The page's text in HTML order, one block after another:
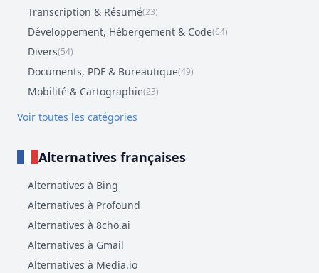
Transcription & Résumé(23)
Développement, Hébergement & Code(64)
Divers(54)
Documents, PDF & Bureautique(49)
Mobilité & Cartographie(23)
Voir toutes les catégories
Alternatives françaises
Alternatives à Bing
Alternatives à Profound
Alternatives à 8cho.ai
Alternatives à Gmail
Alternatives à Media.io